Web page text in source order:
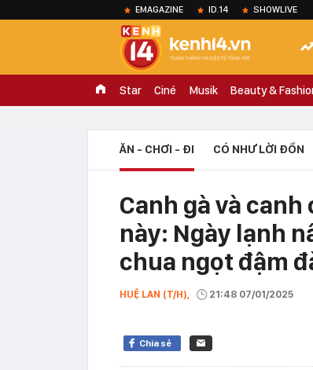
EMAGAZINE ID.14 SHOWLIVE
Star Ciné Musik Beauty &
ĂN - CHƠI - ĐI CÓ NHƯ LỜI ĐỒN
Canh gà và
này: Ngày lạnh
chua ngọt đậm
HUỆ LAN (T/H), 21:48 07/01/2025
Chia sẻ